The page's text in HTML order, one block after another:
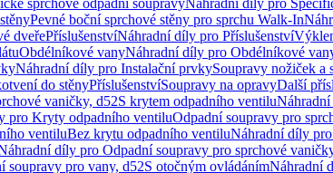
sprchové odpadní soupravyNáhradní díly pro
Pevné boční sprchové stěny pro sprchu Walk-In
dveřePříslušenstvíNáhradní díly pro Příslušenství
Obdélníkové vanyNáhradní díly pro Obdélníkové
Náhradní díly pro Instalační prvkySoupravy nožiček a
do stěnyPříslušenstvíSoupravy na opravyDalší
vaničky, d52S krytem odpadního ventilu
pro Kryty odpadního ventiluOdpadní soupravy pro
ventiluBez krytu odpadního ventiluNáhradní díly
díly pro Odpadní soupravy pro sprchové
soupravy pro vany, d52S otočným ovládánímNáhradní